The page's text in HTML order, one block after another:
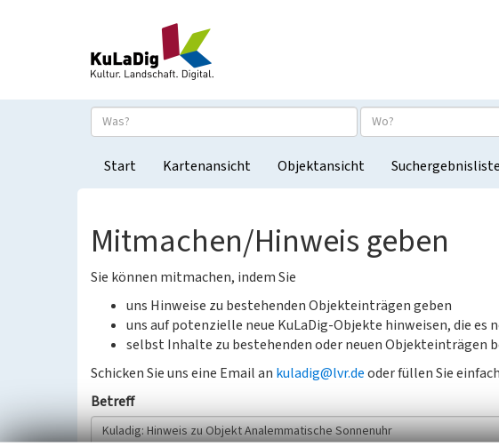
Start Kartenansicht Objektansicht Suchergebnisliste
Mitmachen/Hinweis geben
Sie können mitmachen, indem Sie
uns Hinweise zu bestehenden Objekteinträgen geben
uns auf potenzielle neue KuLaDig-Objekte hinweisen, die es
selbst Inhalte zu bestehenden oder neuen Objekteinträgen
Schicken Sie uns eine Email an kuladig@lvr.deoder füllen Sie
Betreff